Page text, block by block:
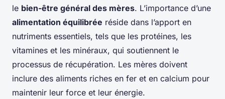
le bien-être général des mères. L’importance d’une
alimentation équilibrée réside dans l’apport en
nutriments essentiels, tels que les protéines, les
vitamines et les minéraux, qui soutiennent le
processus de récupération. Les mères doivent
inclure des aliments riches en fer et en calcium pour
maintenir leur force et leur énergie.